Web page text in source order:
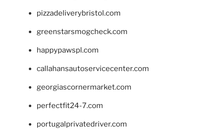
pizzadeliverybristol.com
greenstarsmogcheck.com
happypawspl.com
callahansautoservicecenter.com
georgiascornermarket.com
perfectfit24-7.com
portugalprivatedriver.com